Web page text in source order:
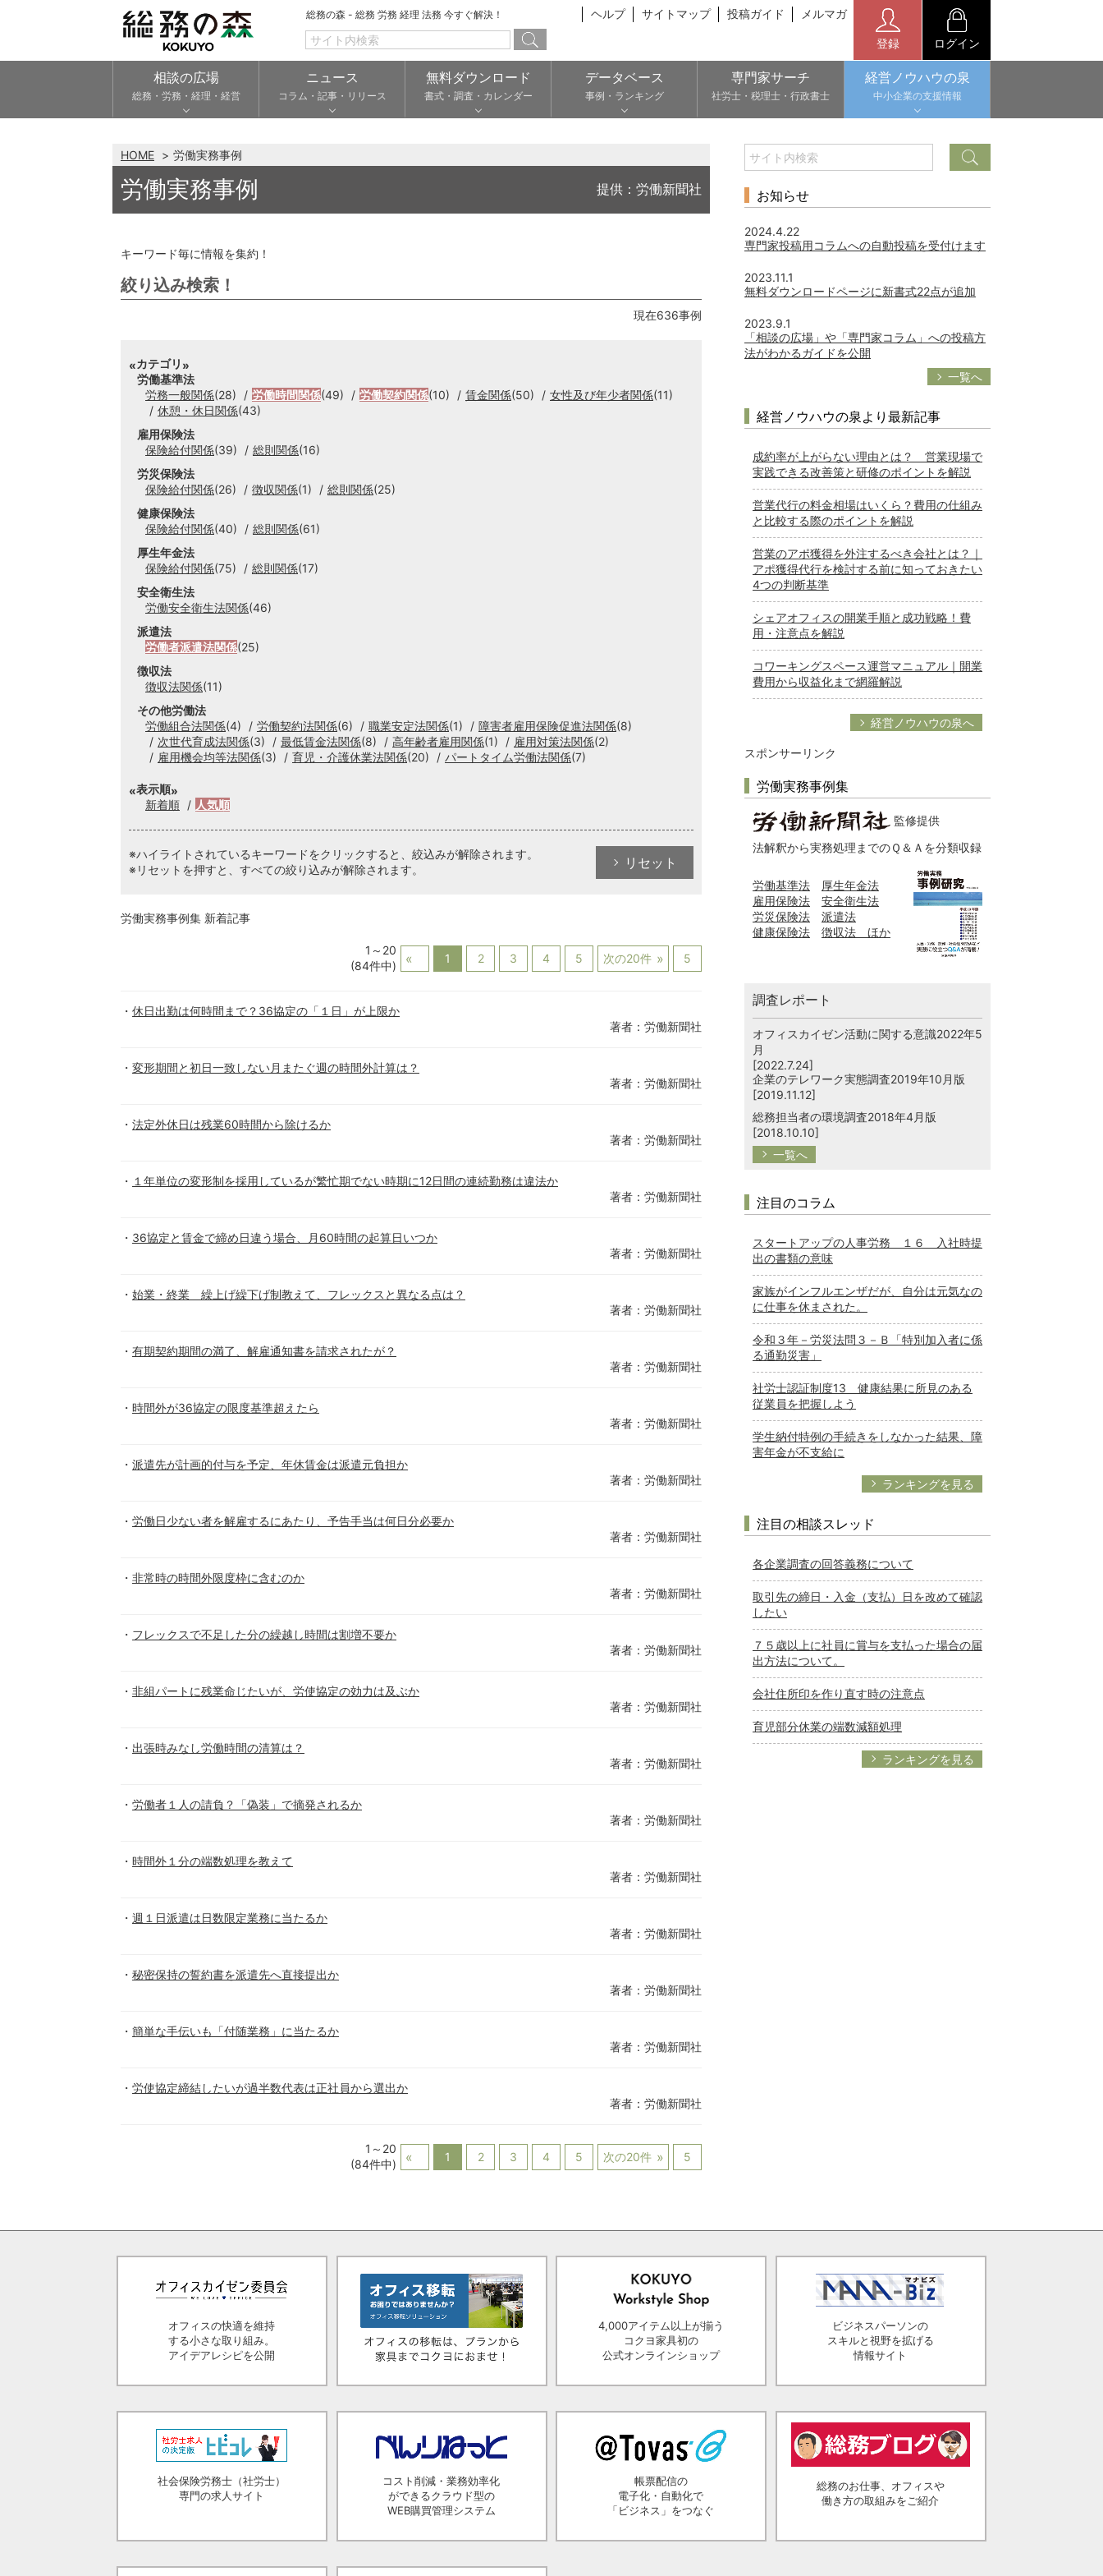
総務の森 - 総務 労務 経理 法務 今すぐ解決！ ヘルプ サイトマップ 投稿ガイド メルマガ
登録 ログイン
相談の広場
総務・労務・経理・経営
ニュース
コラム・記事・リリース
無料ダウンロード
書式・調査・カレンダー
データベース
事例・ランキング
専門家サーチ
社労士・税理士・行政書士
経営ノウハウの泉
中小企業の支援情報
HOME 労働実務事例
労働実務事例 提供：労働新聞社
キーワード毎に情報を集約！
絞り込み検索！
現在636事例
カテゴリ
労働基準法
労務一般関係(28) 労働時間関係(49) 労働契約関係(10) 賃金関係(50) 女性及び年少者関係(11)
休憩・休日関係(43)
雇用保険法
保険給付関係(39) 総則関係(16)
労災保険法
保険給付関係(26) 徴収関係(1) 総則関係(25)
健康保険法
保険給付関係(40) 総則関係(61)
厚生年金法
保険給付関係(75) 総則関係(17)
安全衛生法
労働安全衛生法関係(46)
派遣法
労働者派遣法関係(25)
徴収法
徴収法関係(11)
その他労働法
労働組合法関係(4) 労働契約法関係(6) 職業安定法関係(1) 障害者雇用保険促進法関係(8)
次世代育成法関係(3) 最低賃金法関係(8) 高年齢者雇用関係(1) 雇用対策法関係(2)
雇用機会均等法関係(3) 育児・介護休業法関係(20) パートタイム労働法関係(7)
表示順
新着順
人気順
※ハイライトされているキーワードをクリックすると、絞込みが解除されます。
※リセットを押すと、すべての絞り込みが解除されます。
リセット
労働実務事例集 新着記事
1～20
(84件中)
1 2 3 4 5 次の20件 5
休日出勤は何時間まで？36協定の「１日」が上限か
著者：労働新聞社
変形期間と初日一致しない月またぐ週の時間外計算は？
著者：労働新聞社
法定外休日は残業60時間から除けるか
著者：労働新聞社
１年単位の変形制を採用しているが繁忙期でない時期に12日間の連続勤務は違法か
著者：労働新聞社
36協定と賃金で締め日違う場合、月60時間の起算日いつか
著者：労働新聞社
始業・終業 繰上げ繰下げ制教えて、フレックスと異なる点は？
著者：労働新聞社
有期契約期間の満了、解雇通知書を請求されたが？
著者：労働新聞社
時間外が36協定の限度基準超えたら
著者：労働新聞社
派遣先が計画的付与を予定、年休賃金は派遣元負担か
著者：労働新聞社
労働日少ない者を解雇するにあたり、予告手当は何日分必要か
著者：労働新聞社
非常時の時間外限度枠に含むのか
著者：労働新聞社
フレックスで不足した分の繰越し時間は割増不要か
著者：労働新聞社
非組パートに残業命じたいが、労使協定の効力は及ぶか
著者：労働新聞社
出張時みなし労働時間の清算は？
著者：労働新聞社
労働者１人の請負？「偽装」で摘発されるか
著者：労働新聞社
時間外１分の端数処理を教えて
著者：労働新聞社
週１日派遣は日数限定業務に当たるか
著者：労働新聞社
秘密保持の誓約書を派遣先へ直接提出か
著者：労働新聞社
簡単な手伝いも「付随業務」に当たるか
著者：労働新聞社
労使協定締結したいが過半数代表は正社員から選出か
著者：労働新聞社
1～20
(84件中)
1 2 3 4 5 次の20件 5
お知らせ
2024.4.22
専門家投稿用コラムへの自動投稿を受付けます
2023.11.1
無料ダウンロードページに新書式22点が追加
2023.9.1
「相談の広場」や「専門家コラム」への投稿方
法がわかるガイドを公開
一覧へ
経営ノウハウの泉より最新記事
成約率が上がらない理由とは？ 営業現場で
実践できる改善策と研修のポイントを解説
営業代行の料金相場はいくら？費用の仕組み
と比較する際のポイントを解説
営業のアポ獲得を外注するべき会社とは？｜
アポ獲得代行を検討する前に知っておきたい
4つの判断基準
シェアオフィスの開業手順と成功戦略！費
用・注意点を解説
コワーキングスペース運営マニュアル｜開業
費用から収益化まで網羅解説
経営ノウハウの泉へ
スポンサーリンク
労働実務事例集
監修提供
法解釈から実務処理までのＱ＆Ａを分類収録
労働基準法
厚生年金法
雇用保険法
安全衛生法
労災保険法
派遣法
健康保険法
徴収法 ほか
調査レポート
オフィスカイゼン活動に関する意識2022年5
月
[2022.7.24]
企業のテレワーク実態調査2019年10月版
[2019.11.12]
総務担当者の環境調査2018年4月版
[2018.10.10]
一覧へ
注目のコラム
スタートアップの人事労務 １６ 入社時提
出の書類の意味
家族がインフルエンザだが、自分は元気なの
に仕事を休まされた。
令和３年－労災法問３－Ｂ「特別加入者に係
る通勤災害」
社労士認証制度13 健康結果に所見のある
従業員を把握しよう
学生納付特例の手続きをしなかった結果、障
害年金が不支給に
ランキングを見る
注目の相談スレッド
各企業調査の回答義務について
取引先の締日・入金（支払）日を改めて確認
したい
７５歳以上に社員に賞与を支払った場合の届
出方法について。
会社住所印を作り直す時の注意点
育児部分休業の端数減額処理
ランキングを見る
オフィスの快適を維持
する小さな取り組み。
アイデアレシピを公開
4,000アイテム以上が揃う
コクヨ家具初の
公式オンラインショップ
ビジネスパーソンの
スキルと視野を拡げる
情報サイト
社会保険労務士（社労士）
専門の求人サイト
コスト削減・業務効率化
ができるクラウド型の
WEB購買管理システム
帳票配信の
電子化・自動化で
「ビジネス」をつなぐ
総務のお仕事、オフィスや
働き方の取組みをご紹介